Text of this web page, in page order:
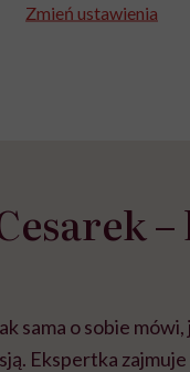
Zmień ustawienia
sama o sobie mówi,
Ekspertka